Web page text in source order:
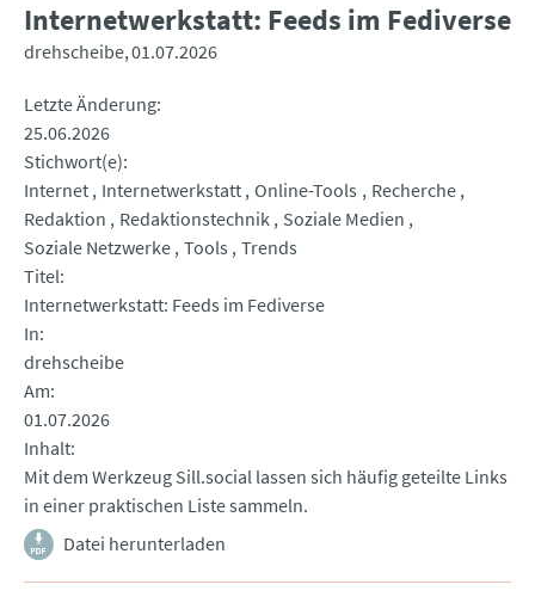
Internetwerkstatt: Feeds im Fediverse
drehscheibe 01.07.2026
Letzte Änderung
25.06.2026
Stichwort(e)
Internet Internetwerkstatt Online-Tools
Recherche
Redaktion
Redaktionstechnik Soziale Medien
Soziale Netzwerke Tools Trends
Titel
Internetwerkstatt: Feeds im Fediverse
In
drehscheibe
Am
01.07.2026
Inhalt
Mit dem Werkzeug Sill.social lassen sich häufig geteilte Links
in einer praktischen Liste sammeln.
Datei herunterladen